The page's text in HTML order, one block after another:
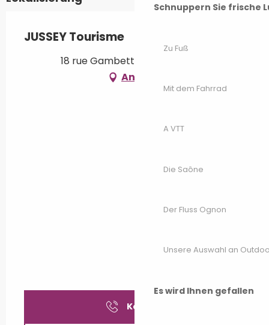
Schnuppern Sie frische
Zu Fuß
Mit dem Fahrrad
A VTT
Die Saône
Der Fluss Ognon
Unsere Auswahl an
Es wird Ihnen gefallen
JUSSEY Tourisme
18 rue Gambetta, 70500 Jussey
Anfahrt
Kontakt